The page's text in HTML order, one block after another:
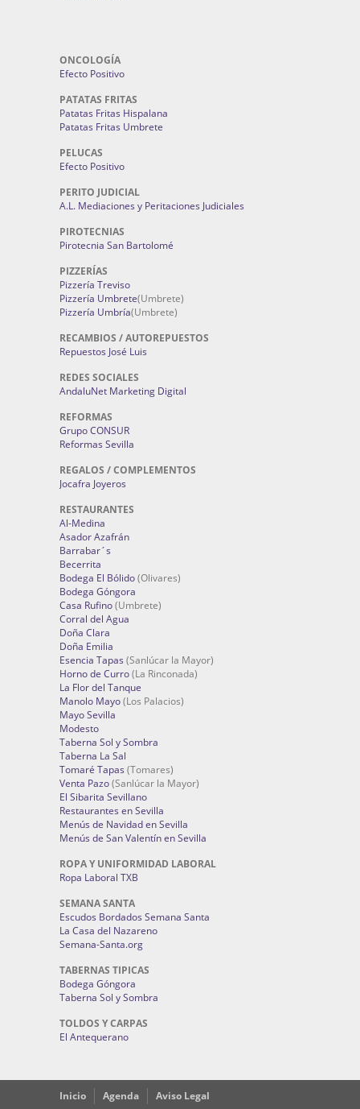
ONCOLOGÍA
Efecto Positivo
PATATAS FRITAS
Patatas Fritas Hispalana
Patatas Fritas Umbrete
PELUCAS
Efecto Positivo
PERITO JUDICIAL
A.L. Mediaciones y Peritaciones Judiciales
PIROTECNIAS
Pirotecnia San Bartolomé
PIZZERÍAS
Pizzería Treviso
Pizzería Umbrete(Umbrete)
Pizzería Umbría(Umbrete)
RECAMBIOS / AUTOREPUESTOS
Repuestos José Luis
REDES SOCIALES
AndaluNet Marketing Digital
REFORMAS
Grupo CONSUR
Reformas Sevilla
REGALOS / COMPLEMENTOS
Jocafra Joyeros
RESTAURANTES
Al-Medina
Asador Azafrán
Barrabar´s
Becerrita
Bodega El Bólido(Olivares)
Bodega Góngora
Casa Rufino(Umbrete)
Corral del Agua
Doña Clara
Doña Emilia
Esencia Tapas (Sanlúcar la Mayor)
Horno de Curro(La Rinconada)
La Flor del Tanque
Manolo Mayo(Los Palacios)
Mayo Sevilla
Modesto
Taberna Sol y Sombra
Taberna La Sal
Tomaré Tapas (Tomares)
Venta Pazo(Sanlúcar la Mayor)
El Sibarita Sevillano
Restaurantes en Sevilla
Menús de Navidad en Sevilla
Menús de San Valentín en Sevilla
ROPA Y UNIFORMIDAD LABORAL
Ropa Laboral TXB
SEMANA SANTA
Escudos Bordados Semana Santa
La Casa del Nazareno
Semana-Santa.org
TABERNAS TIPICAS
Bodega Góngora
Taberna Sol y Sombra
TOLDOS Y CARPAS
El Antequerano
Inicio Agenda Aviso Legal